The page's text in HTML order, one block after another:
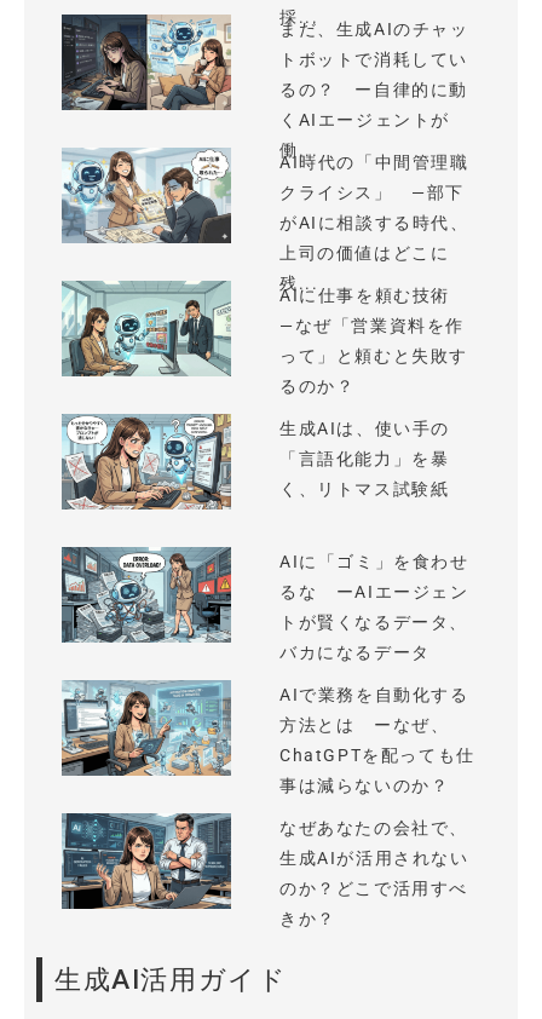
採...
まだ、生成AIのチャッ
トボットで消耗してい
るの？ ー自律的に動
くAIエージェントが
働...
AI時代の「中間管理職
クライシス」 —部下
がAIに相談する時代、
上司の価値はどこに
残...
AIに仕事を頼む技術
—なぜ「営業資料を作
って」と頼むと失敗す
るのか？
生成AIは、使い手の
「言語化能力」を暴
く、リトマス試験紙
AIに「ゴミ」を食わせ
るな ーAIエージェン
トが賢くなるデータ、
バカになるデータ
AIで業務を自動化する
方法とは ーなぜ、
ChatGPTを配っても仕
事は減らないのか？
なぜあなたの会社で、
生成AIが活用されない
のか？どこで活用すべ
きか？
生成AI活用ガイド